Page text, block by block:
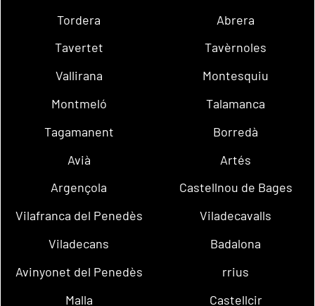
Tordera
Abrera
Tavertet
Tavèrnoles
Vallirana
Montesquiu
Montmeló
Talamanca
Tagamanent
Borredà
Avià
Artés
Argençola
Castellnou de Bages
Vilafranca del Penedès
Viladecavalls
Viladecans
Badalona
Avinyonet del Penedès
rrius
Malla
Castellcir